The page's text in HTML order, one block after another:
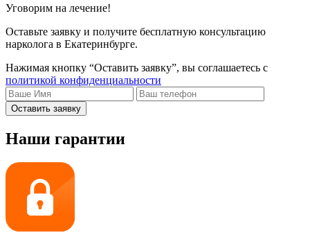
Уговорим на лечение!
Оставьте заявку и получите бесплатную консультацию
нарколога в Екатеринбурге.
Нажимая кнопку “Оставить заявку”, вы соглашаетесь с
политикой конфиденциальности
Оставить заявку
Наши гарантии